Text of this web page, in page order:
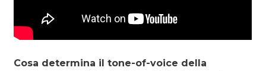
Cosa determina il tone-of-voice della